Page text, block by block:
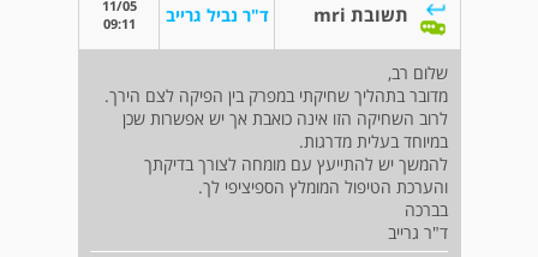
תשובת mri ד"ר נביל גרייב
11/05
09:11
שלום רב,
מדובר בתהליך שחיקתי במפרק בין הפיקה לצם הירך.
לרוב השחיקה הזו אינה כואבת אך יש אפשרות שכן
במיוחד בעלית מדרגות.
להמשך יש להתייעץ עם מומחה לצורך בדיקתך
והערכת הטיפול המומלץ הספיציפי לך.
בברכה
ד"ר גרייב